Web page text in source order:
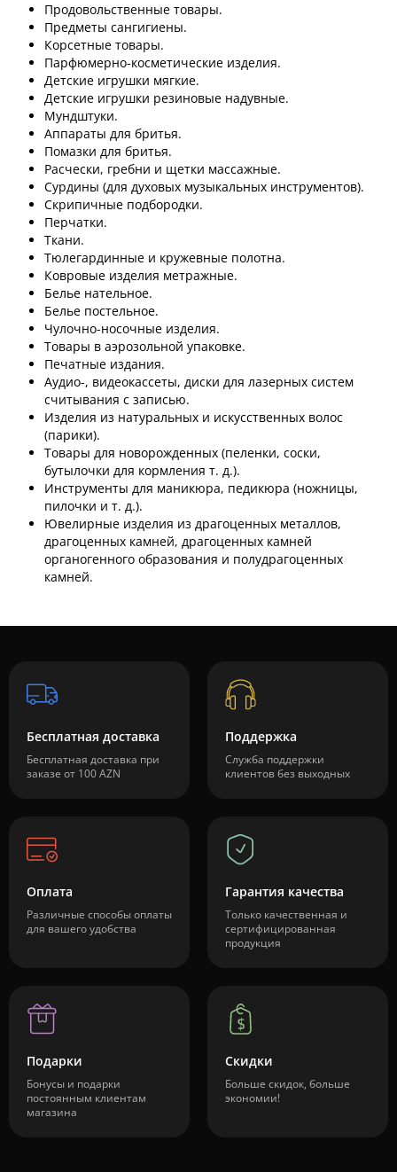
Продовольственные товары.
Предметы сангигиены.
Корсетные товары.
Парфюмерно-косметические изделия.
Детские игрушки мягкие.
Детские игрушки резиновые надувные.
Мундштуки.
Аппараты для бритья.
Помазки для бритья.
Расчески, гребни и щетки массажные.
Сурдины (для духовых музыкальных инструментов).
Скрипичные подбородки.
Перчатки.
Ткани.
Тюлегардинные и кружевные полотна.
Ковровые изделия метражные.
Белье нательное.
Белье постельное.
Чулочно-носочные изделия.
Товары в аэрозольной упаковке.
Печатные издания.
Аудио-, видеокассеты, диски для лазерных систем
считывания с записью.
Изделия из натуральных и искусственных волос
(парики).
Товары для новорожденных (пеленки, соски,
бутылочки для кормления т. д.).
Инструменты для маникюра, педикюра (ножницы,
пилочки и т. д.).
Ювелирные изделия из драгоценных металлов,
драгоценных камней, драгоценных камней
органогенного образования и полудрагоценных
камней.
Бесплатная доставка
Бесплатная доставка при
заказе от 100 AZN
Поддержка
Служба поддержки
клиентов без выходных
Оплата
Различные способы оплаты
для вашего удобства
Гарантия качества
Только качественная и
сертифицированная
продукция
Подарки
Бонусы и подарки
постоянным клиентам
магазина
Скидки
Больше скидок, больше
экономии!